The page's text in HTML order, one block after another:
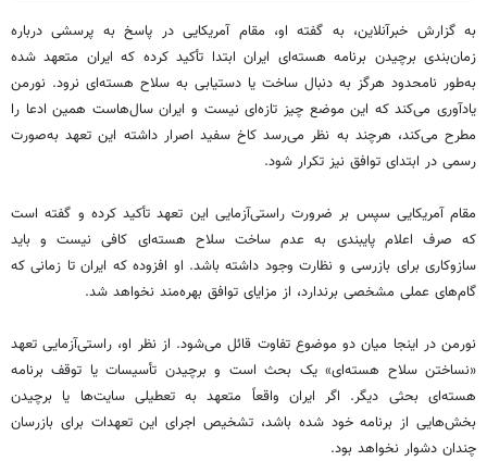
به گزارش خبرآنلاین، به گفته او، مقام آمریکایی در پاسخ به پرسشی درباره
زمان‌بندی برچیدن برنامه هسته‌ای ایران ابتدا تأکید کرده که ایران متعهد شده
به‌طور نامحدود هرگز به دنبال ساخت یا دستیابی به سلاح هسته‌ای نرود. نورمن
یادآوری می‌کند که این موضع چیز تازه‌ای نیست و ایران سال‌هاست همین ادعا را
مطرح می‌کند، هرچند به نظر می‌رسد کاخ سفید اصرار داشته این تعهد به‌صورت
رسمی در ابتدای توافق نیز تکرار شود.
مقام آمریکایی سپس بر ضرورت راستی‌آزمایی این تعهد تأکید کرده و گفته است
که صرف اعلام پایبندی به عدم ساخت سلاح هسته‌ای کافی نیست و باید
سازوکاری برای بازرسی و نظارت وجود داشته باشد. او افزوده که ایران تا زمانی که
گام‌های عملی مشخصی برندارد، از مزایای توافق بهره‌مند نخواهد شد.
نورمن در اینجا میان دو موضوع تفاوت قائل می‌شود. از نظر او، راستی‌آزمایی تعهد
«نساختن سلاح هسته‌ای» یک بحث است و برچیدن تأسیسات یا توقف برنامه
هسته‌ای بحثی دیگر. اگر ایران واقعاً متعهد به تعطیلی سایت‌ها یا برچیدن
بخش‌هایی از برنامه خود شده باشد، تشخیص اجرای این تعهدات برای بازرسان
چندان دشوار نخواهد بود.